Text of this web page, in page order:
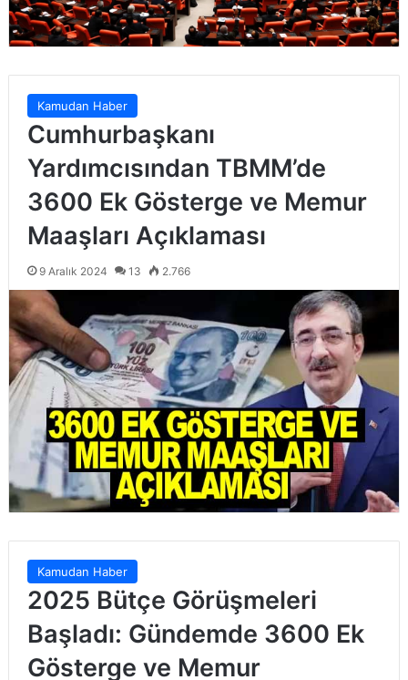
Kamudan Haber
Cumhurbaşkanı
Yardımcısından TBMM’de
3600 Ek Gösterge ve Memur
Maaşları Açıklaması
9 Aralık 2024 13 2.766
Kamudan Haber
2025 Bütçe Görüşmeleri
Başladı: Gündemde 3600 Ek
Gösterge ve Memur